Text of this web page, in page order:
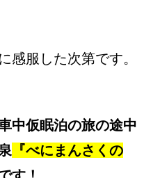
感服した次第です。
中仮眠泊の旅の途中
『べにまんさくの